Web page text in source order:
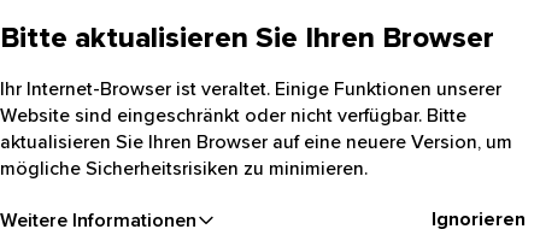
Bitte aktualisieren Sie Ihren Browser
Ihr Internet-Browser ist veraltet. Einige Funktionen unserer
Website sind eingeschränkt oder nicht verfügbar. Bitte
aktualisieren Sie Ihren Browser auf eine neuere Version, um
mögliche Sicherheitsrisiken zu minimieren.
Weitere Informationen Ignorieren